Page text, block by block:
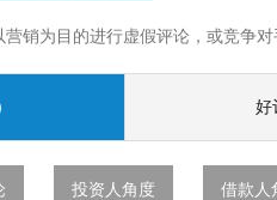
销为目的进行虚假评论，或竞争
好
投资人角度 借款人